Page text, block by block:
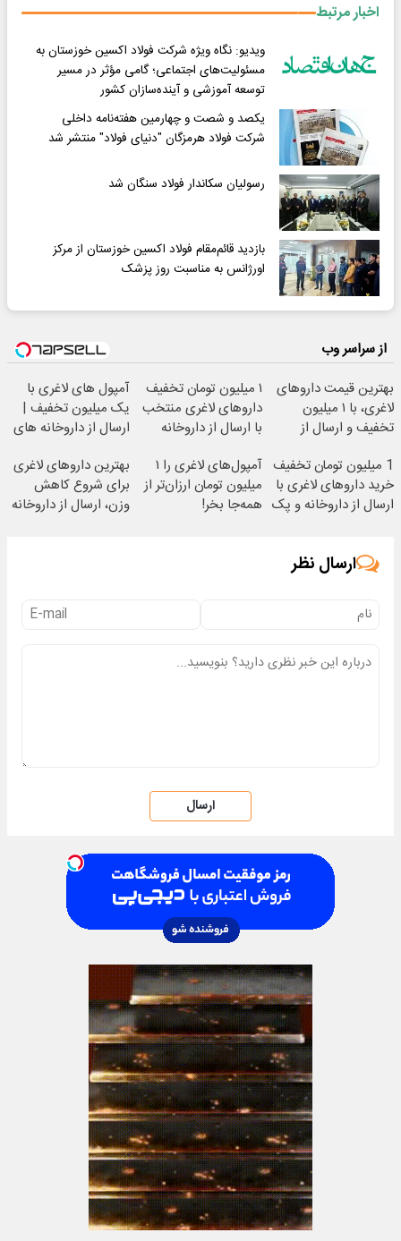
اخبار مرتبط
ویدیو: نگاه ویژه شرکت فولاد اکسین خوزستان به
مسئولیت‌های اجتماعی؛ گامی مؤثر در مسیر
توسعه آموزشی و آینده‌سازان کشور
یکصد و شصت و چهارمین هفته‌نامه داخلی
شرکت فولاد هرمزگان "دنیای فولاد" منتشر شد
رسولیان سکاندار فولاد سنگان شد
بازدید قائم‌مقام فولاد اکسین خوزستان از مرکز
اورژانس به مناسبت روز پزشک
از سراسر وب
بهترین قیمت داروهای
لاغری، با ۱ میلیون
تخفیف و ارسال از
۱ میلیون تومان تخفیف
داروهای لاغری منتخب
با ارسال از داروخانه
آمپول های لاغری با
یک میلیون تخفیف |
ارسال از داروخانه های
1 میلیون تومان تخفیف
خرید داروهای لاغری با
ارسال از داروخانه و پک
آمپول‌های لاغری را ۱
میلیون تومان ارزان‌تر از
همه‌جا بخر!
بهترین داروهای لاغری
برای شروع کاهش
وزن، ارسال از داروخانه
ارسال نظر
ارسال